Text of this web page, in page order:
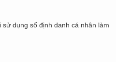
dụng số định danh cá nhân làm